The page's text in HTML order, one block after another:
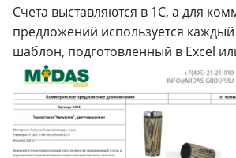
Счета выставляются в 1С, а для
предложений используется
шаблон, подготовленный в Excel